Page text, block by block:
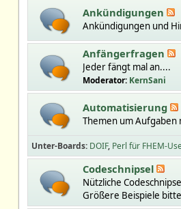
Ankündigungen
Ankündigungen und
Anfängerfragen
Jeder fängt mal an....
Moderator: KernSani
Automatisierung
Themen um Aufgaben
Unter-Boards DOIF Perl für FHEM-
Codeschnipsel
Nützliche
Größere Beispiele